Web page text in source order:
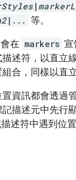
|
|... 等。
在 markers 宣
述符，以直立
合，同樣以直
資訊都會透過
描述元中先行
述符中遇到位